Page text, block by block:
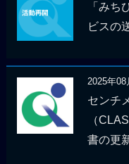
「みち
ビスの
2025年08
センチ
（
書の更